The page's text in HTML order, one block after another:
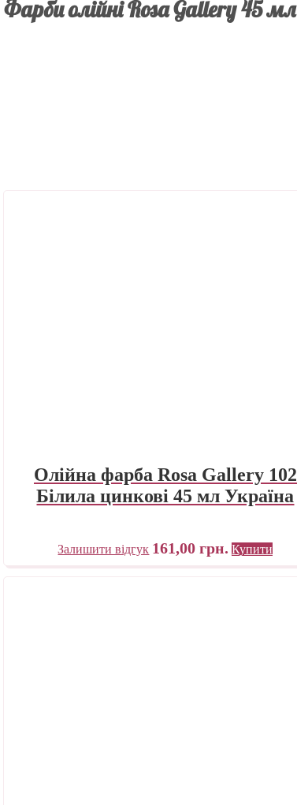
Фарби олійні Rosa Gallery 45 мл
Олійна фарба Rosa Gallery 102
Білила цинкові 45 мл Україна
Залишити відгук 161,00грн. Купити